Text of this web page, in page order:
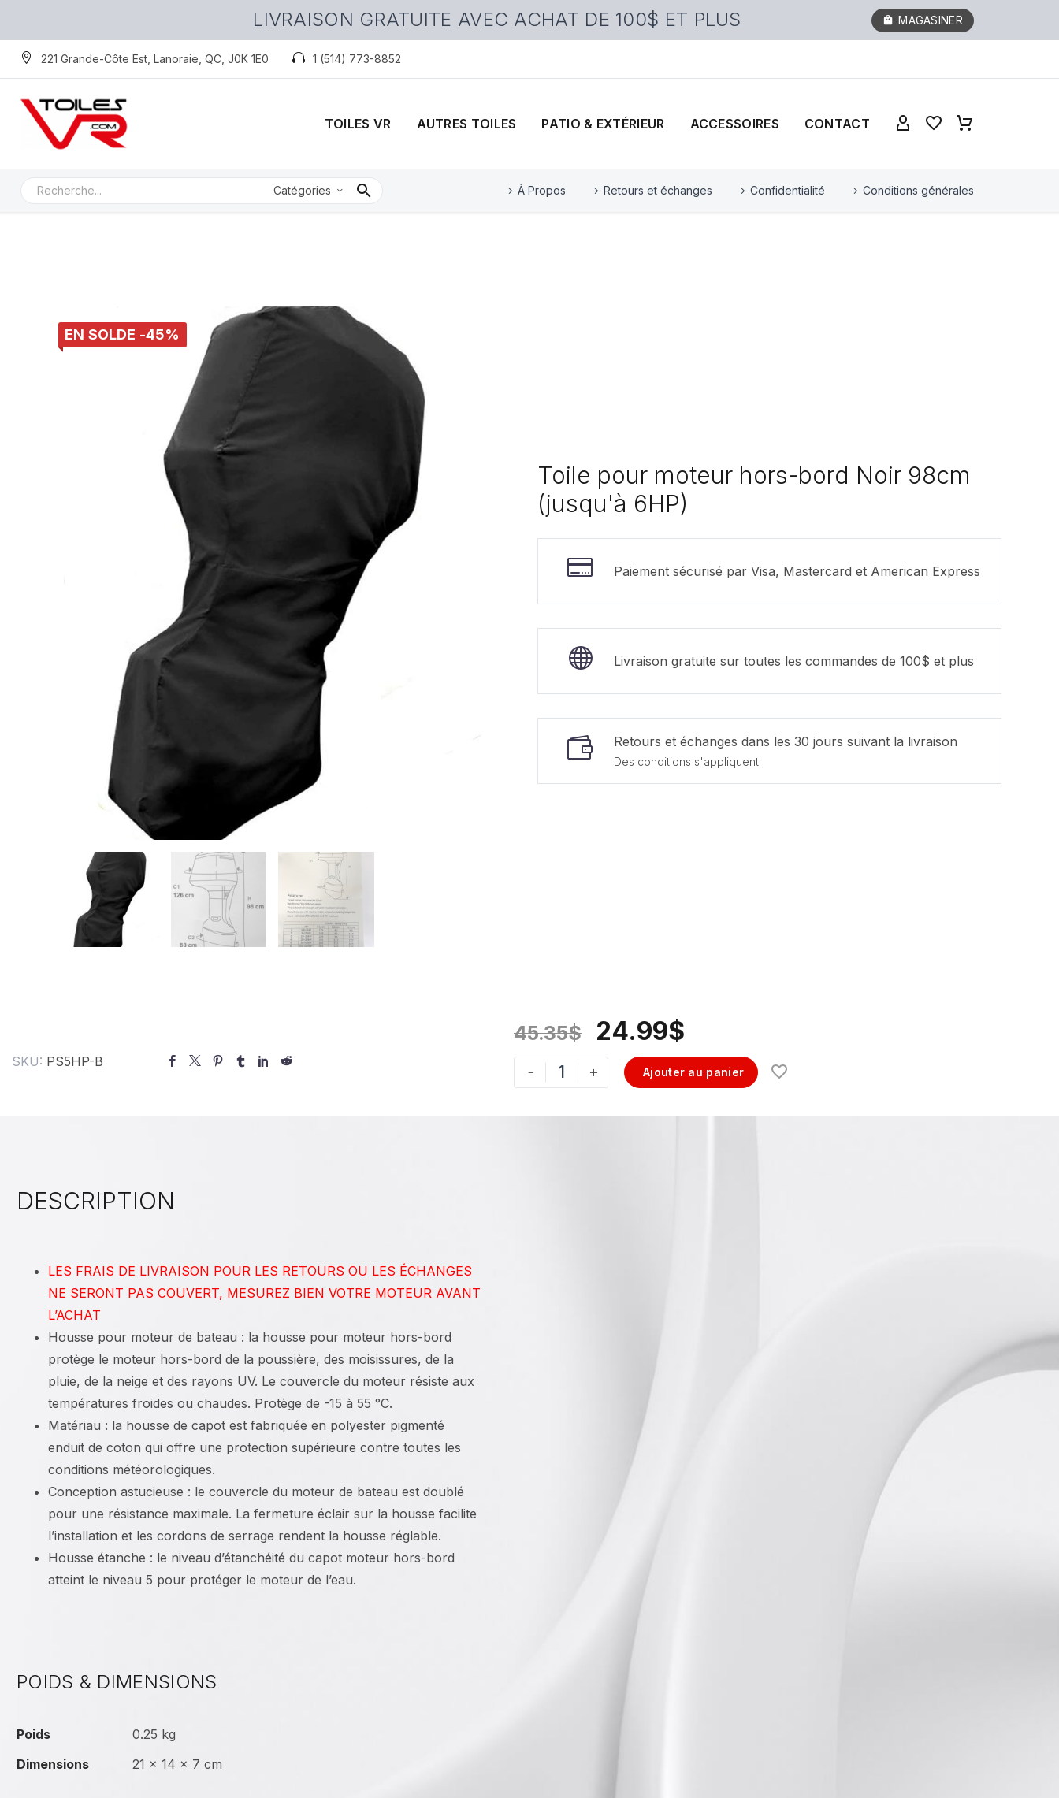
LIVRAISON GRATUITE AVEC ACHAT DE 100$ ET PLUS MAGASINER
221 Grande-Côte Est, Lanoraie, QC, J0K 1E0 1 (514) 773-8852
TOILES VR AUTRES TOILES PATIO & EXTÉRIEUR ACCESSOIRES CONTACT
Catégories À Propos Retours et échanges Confidentialité Conditions générales
EN SOLDE -45%
Toile pour moteur hors-bord Noir 98cm
(jusqu'à 6HP)
Paiement sécurisé par Visa, Mastercard et American Express
Livraison gratuite sur toutes les commandes de 100$ et plus
Retours et échanges dans les 30 jours suivant la livraison
Des conditions s'appliquent
SKU: PS5HP-B
45.35$ 24.99$
- + Ajouter au panier
DESCRIPTION
LES FRAIS DE LIVRAISON POUR LES RETOURS OU LES ÉCHANGES
NE SERONT PAS COUVERT, MESUREZ BIEN VOTRE MOTEUR AVANT
L’ACHAT
Housse pour moteur de bateau : la housse pour moteur hors-bord
protège le moteur hors-bord de la poussière, des moisissures, de la
pluie, de la neige et des rayons UV. Le couvercle du moteur résiste aux
températures froides ou chaudes. Protège de -15 à 55 °C.
Matériau : la housse de capot est fabriquée en polyester pigmenté
enduit de coton qui offre une protection supérieure contre toutes les
conditions météorologiques.
Conception astucieuse : le couvercle du moteur de bateau est doublé
pour une résistance maximale. La fermeture éclair sur la housse facilite
l’installation et les cordons de serrage rendent la housse réglable.
Housse étanche : le niveau d’étanchéité du capot moteur hors-bord
atteint le niveau 5 pour protéger le moteur de l’eau.
POIDS & DIMENSIONS
Poids
0.25 kg
Dimensions
21 × 14 × 7 cm